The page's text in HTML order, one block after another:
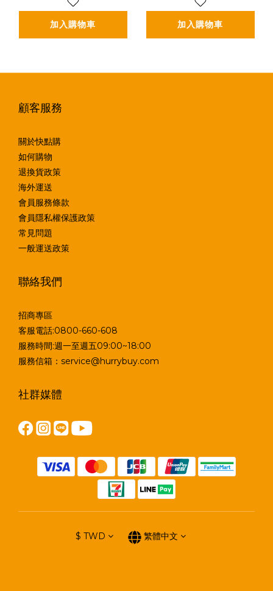
加入購物車 加入購物車
顧客服務
關於快點購
如何購物
退換貨政策
海外運送
會員服務條款
會員隱私權保護政策
常見問題
一般運送政策
聯絡我們
招商專區
客服電話:0800-660-608
服務時間:週一至週五09:00~18:00
服務信箱：service@hurrybuy.com
社群媒體
$ TWD 繁體中文